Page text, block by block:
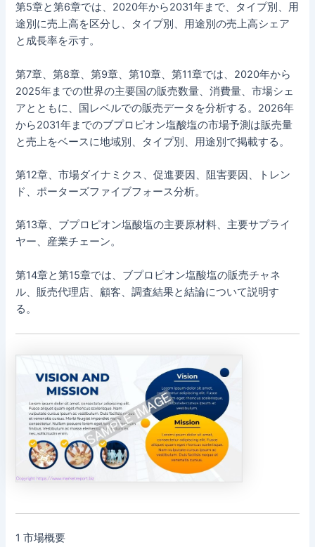
第5章と第6章では、2020年から2031年まで、タイプ別、用
途別に売上高を区分し、タイプ別、用途別の売上高シェア
と成長率を示す。
第7章、第8章、第9章、第10章、第11章では、2020年から
2025年までの世界の主要国の販売数量、消費量、市場シェ
アとともに、国レベルでの販売データを分析する。2026年
から2031年までのブプロピオン塩酸塩の市場予測は販売量
と売上をベースに地域別、タイプ別、用途別で掲載する。
第12章、市場ダイナミクス、促進要因、阻害要因、トレン
ド、ポーターズファイブフォース分析。
第13章、ブプロピオン塩酸塩の主要原材料、主要サプライ
ヤー、産業チェーン。
第14章と第15章では、ブプロピオン塩酸塩の販売チャネ
ル、販売代理店、顧客、調査結果と結論について説明す
る。
1 市場概要